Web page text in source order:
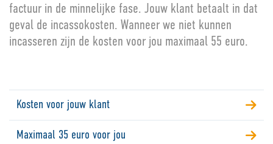
factuur in de minnelijke fase. Jouw klant betaalt in dat
geval de incassokosten. Wanneer we niet kunnen
incasseren zijn de kosten voor jou maximaal 55 euro.
Kosten voor jouw klant
Maximaal 35 euro voor jou